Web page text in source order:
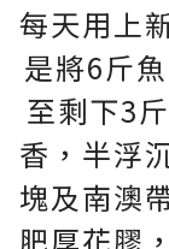
每天用上
是將6斤
至剩下3
香，半浮
塊及南澳
肥厚花膠